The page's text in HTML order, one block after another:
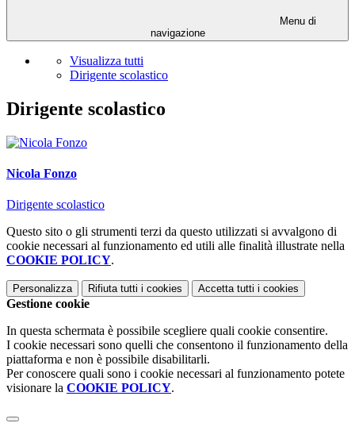
Menu di
navigazione
Visualizza tutti
Dirigente scolastico
Dirigente scolastico
Nicola Fonzo
Dirigente scolastico
Questo sito o gli strumenti terzi da questo utilizzati si avvalgono di
cookie necessari al funzionamento ed utili alle finalità illustrate nella
COOKIE POLICY.
Personalizza Rifiuta tutti i cookies Accetta tutti i cookies
Gestione cookie
In questa schermata è possibile scegliere quali cookie consentire.
I cookie necessari sono quelli che consentono il funzionamento della
piattaforma e non è possibile disabilitarli.
Per conoscere quali sono i cookie necessari al funzionamento potete
visionare la COOKIE POLICY.